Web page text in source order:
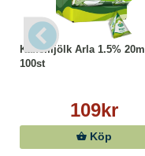
Kaffemjölk Arla 1.5% 20ml
100st
109kr
Köp